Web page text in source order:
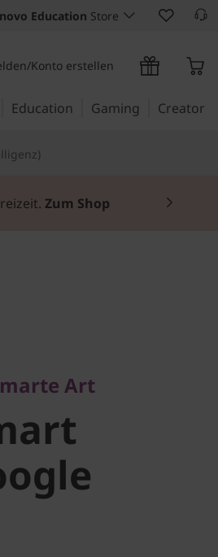
Education Store
Konto erstellen
Education Gaming Creator
Zum Shop
Art